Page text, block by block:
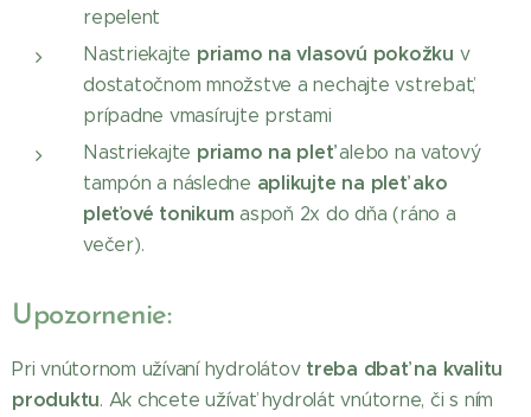
repelent
Nastriekajte priamo na vlasovú pokožku v
dostatočnom množstve a nechajte vstrebať,
prípadne vmasírujte prstami
Nastriekajte priamo na pleťalebo na vatový
tampón a následne aplikujte na pleť ako
pleťové tonikum aspoň 2x do dňa (ráno a
večer).
Upozornenie:
Pri vnútornom užívaní hydrolátov treba dbať na kvalitu
produktu. Ak chcete užívať hydrolát vnútorne, či s ním